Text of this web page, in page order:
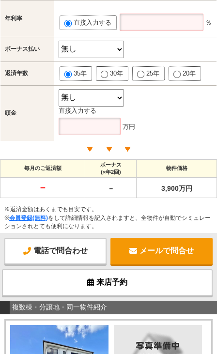
年利率
直接入力する ％
ボーナス払い
返済年数 35年 30年 25年 20年
頭金 直接入力する
万円
毎月のご返済額
ボーナス
(×年2回)
物件価格
－ － 3,900万円
※返済金額はあくまでも目安です。
※会員登録(無料)をして詳細情報を記入されますと、全物件が自動でシミュレー
ションされとても便利になります。
電話で問合わせ メールで問合せ
来店予約
複数棟・分譲地・同一物件紹介